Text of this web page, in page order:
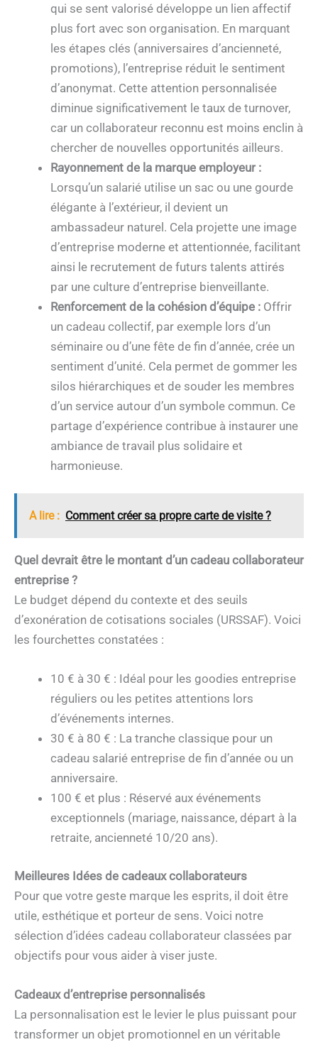
qui se sent valorisé développe un lien affectif
plus fort avec son organisation. En marquant
les étapes clés (anniversaires d’ancienneté,
promotions), l’entreprise réduit le sentiment
d’anonymat. Cette attention personnalisée
diminue significativement le taux de turnover,
car un collaborateur reconnu est moins enclin à
chercher de nouvelles opportunités ailleurs.
Rayonnement de la marque employeur :
Lorsqu’un salarié utilise un sac ou une gourde
élégante à l’extérieur, il devient un
ambassadeur naturel. Cela projette une image
d’entreprise moderne et attentionnée, facilitant
ainsi le recrutement de futurs talents attirés
par une culture d’entreprise bienveillante.
Renforcement de la cohésion d’équipe : Offrir
un cadeau collectif, par exemple lors d’un
séminaire ou d’une fête de fin d’année, crée un
sentiment d’unité. Cela permet de gommer les
silos hiérarchiques et de souder les membres
d’un service autour d’un symbole commun. Ce
partage d’expérience contribue à instaurer une
ambiance de travail plus solidaire et
harmonieuse.
A lire : Comment créer sa propre carte de visite ?
Quel devrait être le montant d’un cadeau collaborateur
entreprise ?
Le budget dépend du contexte et des seuils
d’exonération de cotisations sociales (URSSAF). Voici
les fourchettes constatées :
10 € à 30 € : Idéal pour les goodies entreprise
réguliers ou les petites attentions lors
d’événements internes.
30 € à 80 € : La tranche classique pour un
cadeau salarié entreprise de fin d’année ou un
anniversaire.
100 € et plus : Réservé aux événements
exceptionnels (mariage, naissance, départ à la
retraite, ancienneté 10/20 ans).
Meilleures Idées de cadeaux collaborateurs
Pour que votre geste marque les esprits, il doit être
utile, esthétique et porteur de sens. Voici notre
sélection d’idées cadeau collaborateur classées par
objectifs pour vous aider à viser juste.
Cadeaux d’entreprise personnalisés
La personnalisation est le levier le plus puissant pour
transformer un objet promotionnel en un véritable